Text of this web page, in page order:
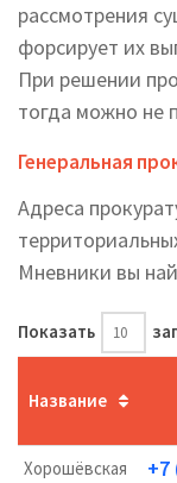
рассмотрения
форсирует их
При решении
тогда можно не
Генеральная
Адреса
Мневники вы
Показать
Название
Хорошёвская
+7